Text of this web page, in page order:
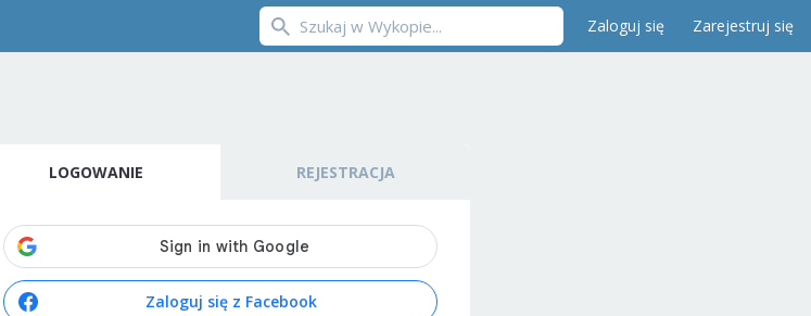
Zaloguj się Zarejestruj się
LOGOWANIE REJESTRACJA
Zaloguj się z Facebook